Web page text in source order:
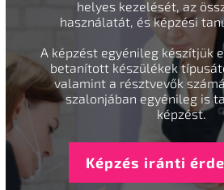
helyes kezelését, az
használatát, és képzési
A képzést egyénileg készítjük
betanított készülékek
valamint a résztvevők
szalonjában egyénileg is
képzést.
Képzés iránti